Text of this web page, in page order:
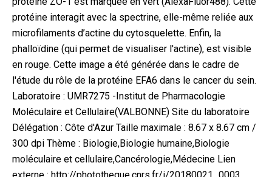
protéine interagit avec la spectrine, elle-même reliée aux
microfilaments d’actine du cytosquelette. Enfin, la
phalloïdine (qui permet de visualiser l'actine), est visible
en rouge. Cette image a été générée dans le cadre de
l'étude du rôle de la protéine EFA6 dans le cancer du sein.
Laboratoire : UMR7275 -Institut de Pharmacologie
Moléculaire et Cellulaire(VALBONNE) Site du laboratoire
Délégation : Côte d'Azur Taille maximale : 8.67 x 8.67 cm /
300 dpi Thème : Biologie,Biologie humaine,Biologie
moléculaire et cellulaire,Cancérologie,Médecine Lien